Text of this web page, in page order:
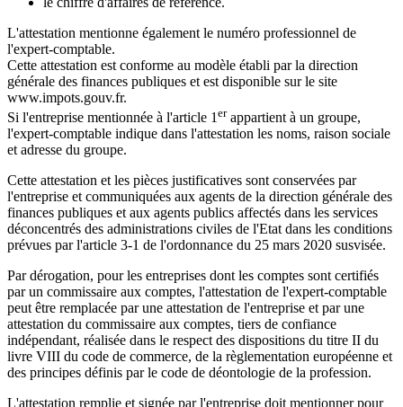
L'attestation mentionne également le numéro professionnel de
l'expert-comptable.
Cette attestation est conforme au modèle établi par la direction
générale des finances publiques et est disponible sur le site
www.impots.gouv.fr.
Si l'entreprise mentionnée à l'article 1erappartient à un groupe,
l'expert-comptable indique dans l'attestation les noms, raison sociale
et adresse du groupe.
Cette attestation et les pièces justificatives sont conservées par
l'entreprise et communiquées aux agents de la direction générale des
finances publiques et aux agents publics affectés dans les services
déconcentrés des administrations civiles de l'Etat dans les conditions
prévues par l'article 3-1 de l'ordonnance du 25 mars 2020 susvisée.
Par dérogation, pour les entreprises dont les comptes sont certifiés
par un commissaire aux comptes, l'attestation de l'expert-comptable
peut être remplacée par une attestation de l'entreprise et par une
attestation du commissaire aux comptes, tiers de confiance
indépendant, réalisée dans le respect des dispositions du titre II du
livre VIII du code de commerce, de la règlementation européenne et
des principes définis par le code de déontologie de la profession.
L'attestation remplie et signée par l'entreprise doit mentionner pour